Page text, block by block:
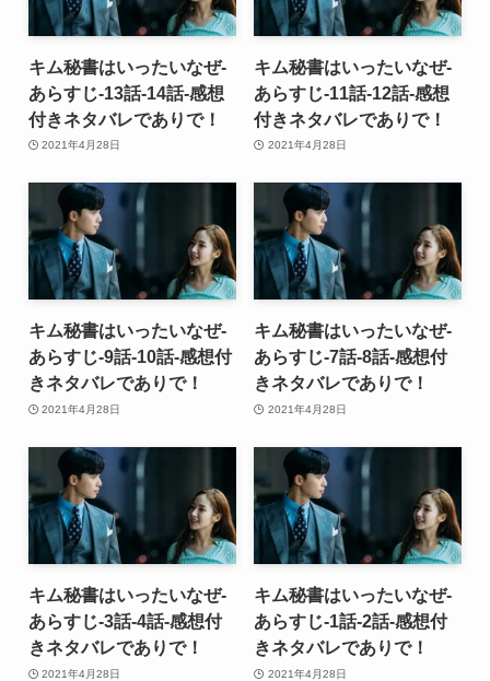
キム秘書はいったいなぜ-
あらすじ-13話-14話-感想
付きネタバレでありで！
2021年4月28日
キム秘書はいったいなぜ-
あらすじ-11話-12話-感想
付きネタバレでありで！
2021年4月28日
キム秘書はいったいなぜ-
あらすじ-9話-10話-感想付
きネタバレでありで！
2021年4月28日
キム秘書はいったいなぜ-
あらすじ-7話-8話-感想付
きネタバレでありで！
2021年4月28日
キム秘書はいったいなぜ-
あらすじ-3話-4話-感想付
きネタバレでありで！
2021年4月28日
キム秘書はいったいなぜ-
あらすじ-1話-2話-感想付
きネタバレでありで！
2021年4月28日